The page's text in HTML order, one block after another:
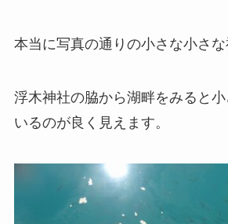
本当に写真の通りの小さな小さな
浮木神社の脇から湖畔をみると
いるのが良く見えます。